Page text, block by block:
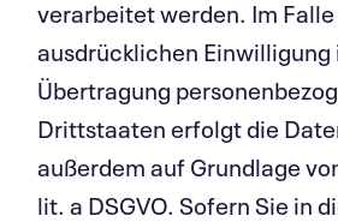
verarbeitet werden. Im
ausdrücklichen Einwilligung
Übertragung
Drittstaaten erfolgt die
außerdem auf Grundlage
lit. a DSGVO. Sofern Sie in